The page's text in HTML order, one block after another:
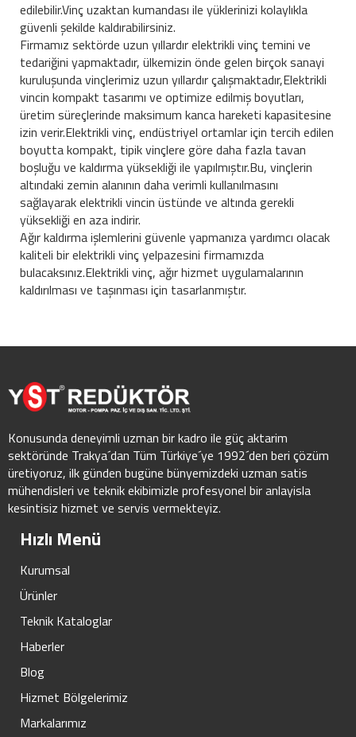
edilebilir.Vinç uzaktan kumandası ile yüklerinizi kolaylıkla
güvenli şekilde kaldırabilirsiniz.
Firmamız sektörde uzun yıllardır elektrikli vinç temini ve
tedariğini yapmaktadır, ülkemizin önde gelen birçok sanayi
kuruluşunda vinçlerimiz uzun yıllardır çalışmaktadır,Elektrikli
vincin kompakt tasarımı ve optimize edilmiş boyutları,
üretim süreçlerinde maksimum kanca hareketi kapasitesine
izin verir.Elektrikli vinç, endüstriyel ortamlar için tercih edilen
boyutta kompakt, tipik vinçlere göre daha fazla tavan
boşluğu ve kaldırma yüksekliği ile yapılmıştır.Bu, vinçlerin
altındaki zemin alanının daha verimli kullanılmasını
sağlayarak elektrikli vincin üstünde ve altında gerekli
yüksekliği en aza indirir.
Ağır kaldırma işlemlerini güvenle yapmanıza yardımcı olacak
kaliteli bir elektrikli vinç yelpazesini firmamızda
bulacaksınız.Elektrikli vinç, ağır hizmet uygulamalarının
kaldırılması ve taşınması için tasarlanmıştır.
Konusunda deneyimli uzman bir kadro ile güç aktarim
sektöründe Trakya´dan Tüm Türkiye´ye 1992´den beri çözüm
üretiyoruz, ilk günden bugüne bünyemizdeki uzman satis
mühendisleri ve teknik ekibimizle profesyonel bir anlayisla
kesintisiz hizmet ve servis vermekteyiz.
Hızlı Menü
Kurumsal
Ürünler
Teknik Kataloglar
Haberler
Blog
Hizmet Bölgelerimiz
Markalarımız